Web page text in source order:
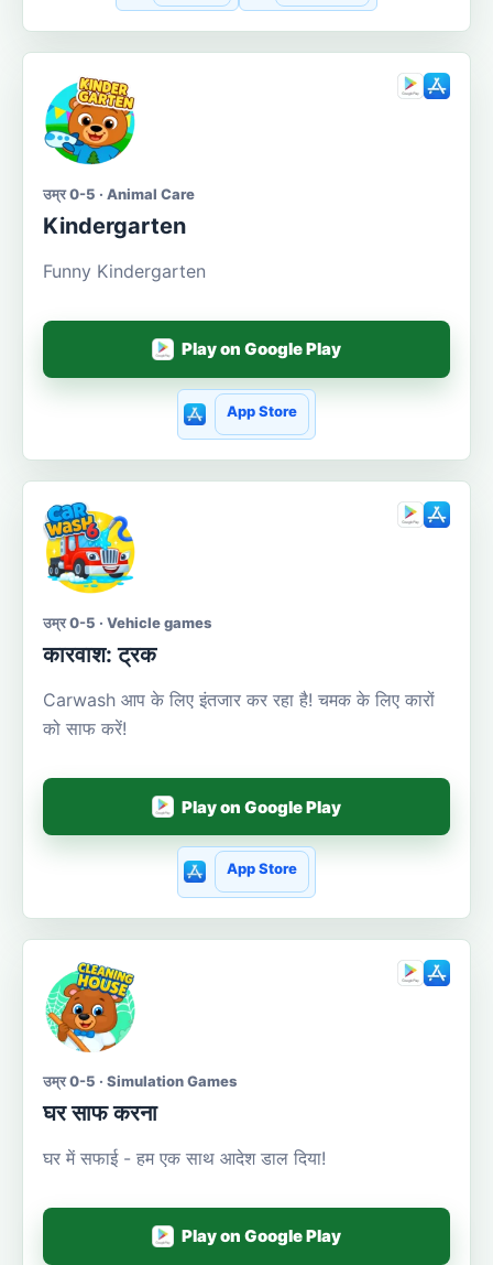
उम्र 0-5 · Animal Care
Kindergarten
Funny Kindergarten
Play on Google Play
App Store
उम्र 0-5 · Vehicle games
कारवाश: ट्रक
Carwash आप के लिए इंतजार कर रहा है! चमक के लिए कारों
को साफ करें!
Play on Google Play
App Store
उम्र 0-5 · Simulation Games
घर साफ करना
घर में सफाई - हम एक साथ आदेश डाल दिया!
Play on Google Play